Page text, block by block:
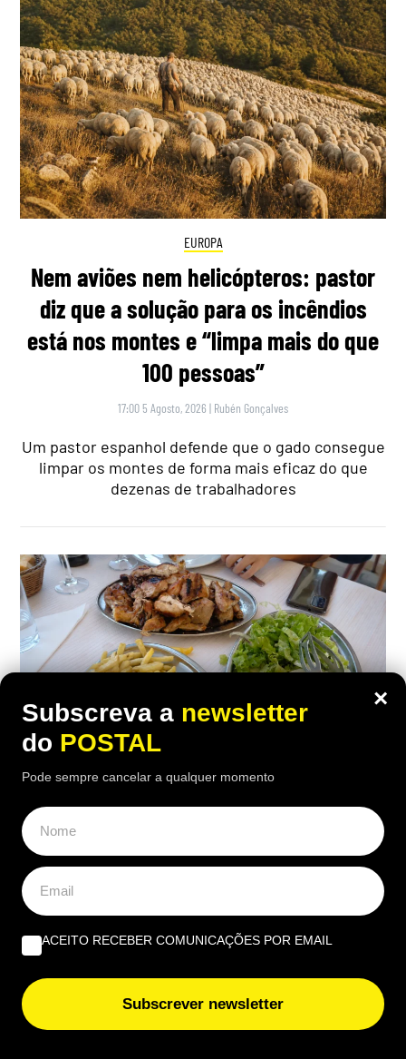
EUROPA
Nem aviões nem helicópteros: pastor
diz que a solução para os incêndios
está nos montes e “limpa mais do que
100 pessoas”
17:00 5 Agosto, 2026 | Rubén Gonçalves
Um pastor espanhol defende que o gado consegue
limpar os montes de forma mais eficaz do que
dezenas de trabalhadores
“O verdadeiro sabor da Guia”: nesta
churrasqueira algarvia da EN125 ainda
pode comer “excelente frango à Guia”
por 6,50€
Há uma paragem na Nacional 125 onde uma das
×
Subscreva a newsletter
do POSTAL
Pode sempre cancelar a qualquer momento
ACEITO RECEBER COMUNICAÇÕES POR EMAIL
Subscrever newsletter